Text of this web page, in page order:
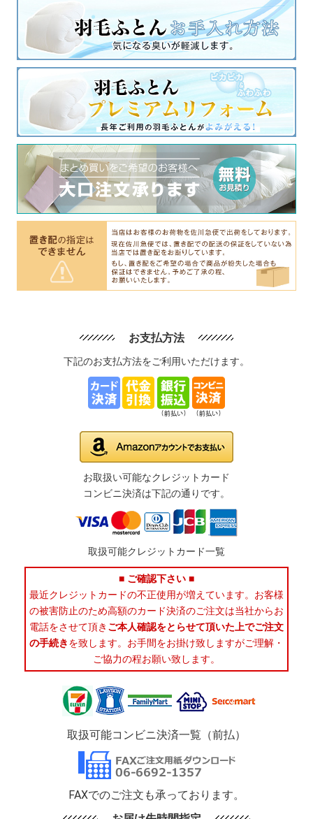
お支払方法
下記のお支払方法をご利用いただけます。
お取扱い可能なクレジットカード
コンビニ決済は下記の通りです。
取扱可能クレジットカード一覧
■ ご確認下さい ■
最近クレジットカードの不正使用が増えています。お客様
の被害防止のため高額のカード決済のご注文は当社からお
電話をさせて頂き ご本人確認をとらせて頂いた上でご注文
の手続きを致します。お手間をお掛け致しますがご理解・
ご協力の程お願い致します。
取扱可能コンビニ決済一覧（前払）
FAXでのご注文も承っております。